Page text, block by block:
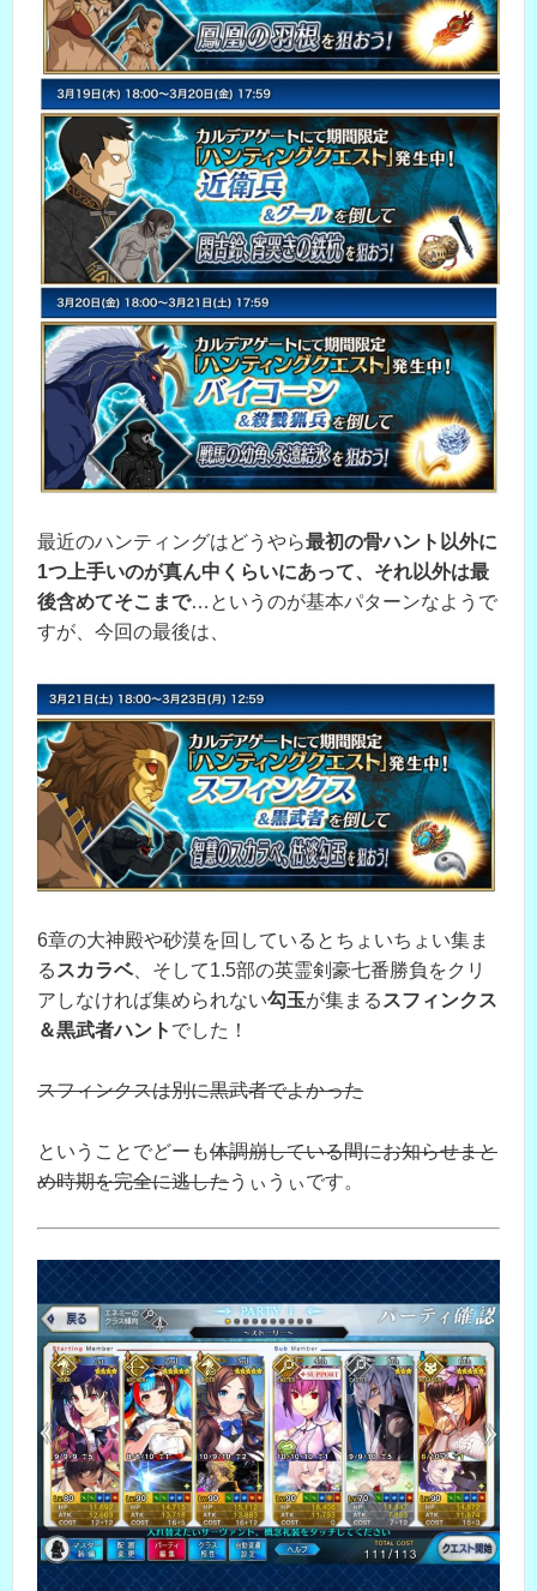
最近のハンティングはどうやら最初の骨ハント以外に
1つ上手いのが真ん中くらいにあって、それ以外は最
後含めてそこまで…というのが基本パターンなようで
すが、今回の最後は、
6章の大神殿や砂漠を回しているとちょいちょい集ま
る スカラベ、そして1.5部の英霊剣豪七番勝負をクリ
アしなければ集められない勾玉が集まる スフィンクス
＆黒武者ハント でした！
スフィンクスは別に黒武者でよかった
ということでどーも体調崩している間にお知らせまと
め時期を完全に逃したうぃうぃです。